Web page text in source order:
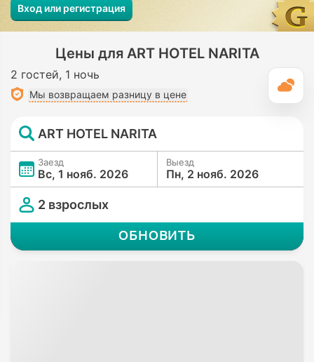
Вход или регистрация
Цены для ART HOTEL NARITA
2 гостей 1 ночь
Мы возвращаем разницу в цене
ART HOTEL NARITA
Заезд
Вс, 1 нояб. 2026
Выезд
Пн, 2 нояб. 2026
2 взрослых
ОБНОВИТЬ